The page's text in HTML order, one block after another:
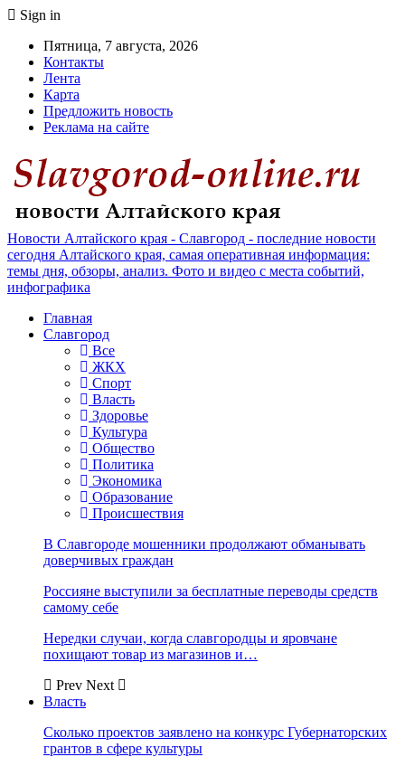
Sign in
Пятница, 7 августа, 2026
Контакты
Лента
Карта
Предложить новость
Реклама на сайте
Новости Алтайского края - Славгород - последние новости
сегодня Алтайского края, самая оперативная информация:
темы дня, обзоры, анализ. Фото и видео с места событий,
инфографика
Главная
Славгород
Все
ЖКХ
Спорт
Власть
Здоровье
Культура
Общество
Политика
Экономика
Образование
Происшествия
В Славгороде мошенники продолжают обманывать
доверчивых граждан
Россияне выступили за бесплатные переводы средств
самому себе
Нередки случаи, когда славгородцы и яровчане
похищают товар из магазинов и…
Prev Next
Власть
Сколько проектов заявлено на конкурс Губернаторских
грантов в сфере культуры